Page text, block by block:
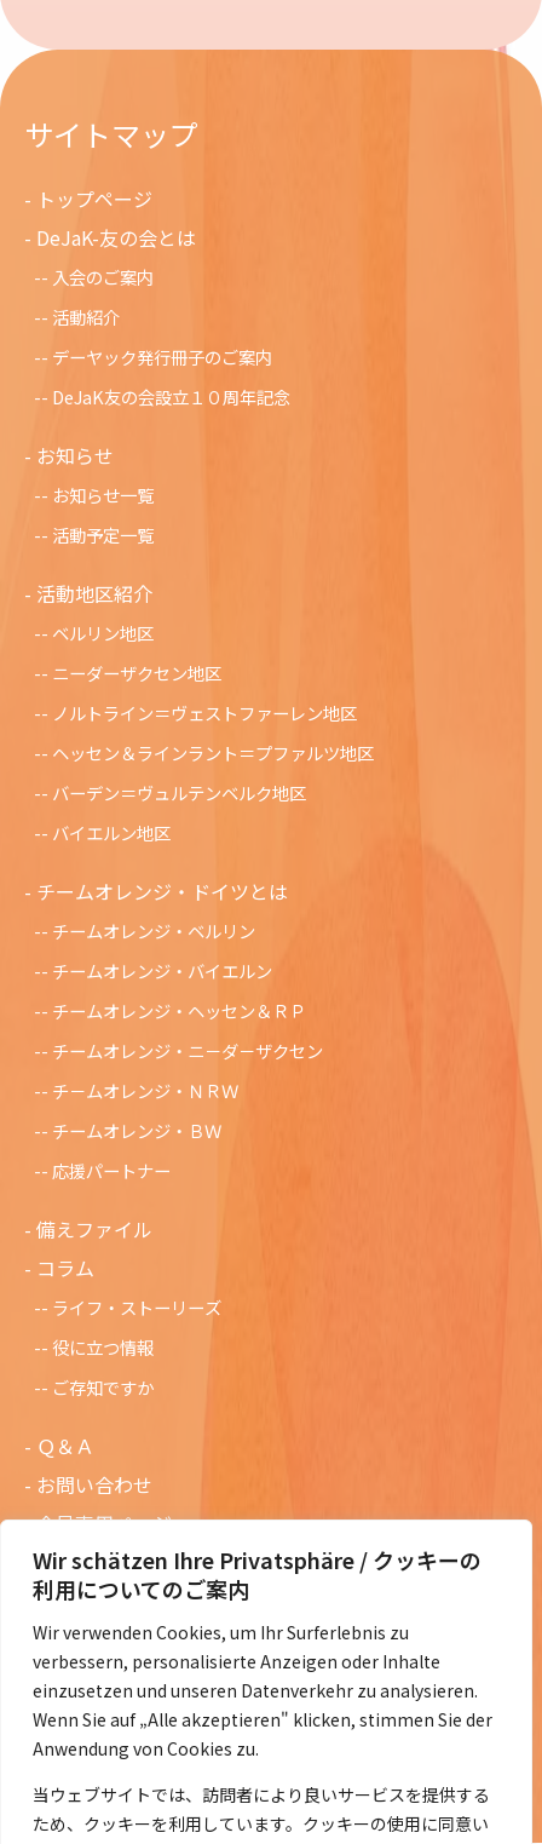
Wir schätzen Ihre Privatsphäre / クッキーの
利用についてのご案内
Wir verwenden Cookies, um Ihr Surferlebnis zu
verbessern, personalisierte Anzeigen oder Inhalte
einzusetzen und unseren Datenverkehr zu analysieren.
Wenn Sie auf „Alle akzeptieren" klicken, stimmen Sie der
Anwendung von Cookies zu.
当ウェブサイトでは、訪問者により良いサービスを提供する
ため、クッキーを利用しています。クッキーの使用に同意い
サイトマップ
トップページ
DeJaK-友の会とは
入会のご案内
活動紹介
デーヤック発行冊子のご案内
DeJaK友の会設立１０周年記念
お知らせ
お知らせ一覧
活動予定一覧
活動地区紹介
ベルリン地区
ニーダーザクセン地区
ノルトライン＝ヴェストファーレン地区
ヘッセン＆ラインラント＝プファルツ地区
バーデン＝ヴュルテンベルク地区
バイエルン地区
チームオレンジ・ドイツとは
チームオレンジ・ベルリン
チームオレンジ・バイエルン
チームオレンジ・ヘッセン＆ＲＰ
チームオレンジ・ニ－ダ－ザクセン
チ－ムオレンジ・ＮＲＷ
チームオレンジ・ＢＷ
応援パートナー
備えファイル
コラム
ライフ・ストーリーズ
役に立つ情報
ご存知ですか
Ｑ＆Ａ
お問い合わせ
会員専用ページ
ニュースレターバックナンバー
過去の講演資料
総会議事録
定款・会費規定など
コラムの紹介
コラム一覧